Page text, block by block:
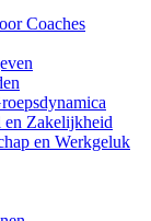
Coaches
en Zakelijkheid
en Werkgeluk